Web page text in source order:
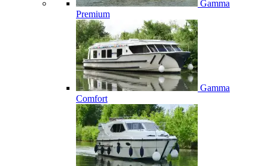
Gamma
Premium
Gamma
Comfort